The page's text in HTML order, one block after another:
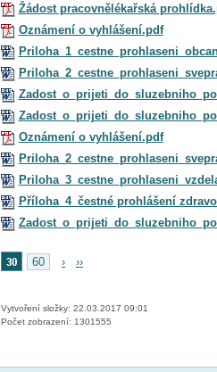
Žádost pracovnělékařská
Oznámení o vyhlášení.pdf
Oznámení o vyhlášení.pdf
Příloha_4_čestné prohlášení
30 60 › ››
Vytvoření složky: 22.03.2017 09:01
Počet zobrazení: 1301555